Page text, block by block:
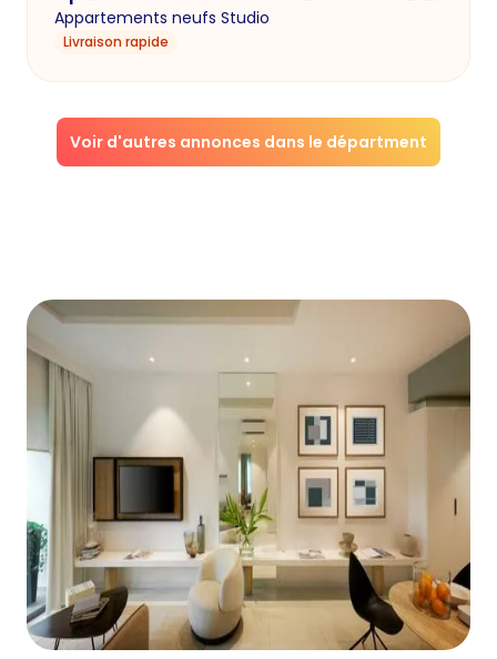
Appartements neufs Studio
Livraison rapide
Voir d'autres annonces dans le départment